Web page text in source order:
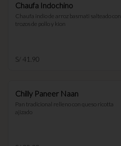
Chaufa Indochino
Chaufa indio de arroz basmati salteado con
trozos de pollo y kion
S/ 41.90
Chilly Paneer Naan
Pan tradicional relleno con queso ricotta
ajizado